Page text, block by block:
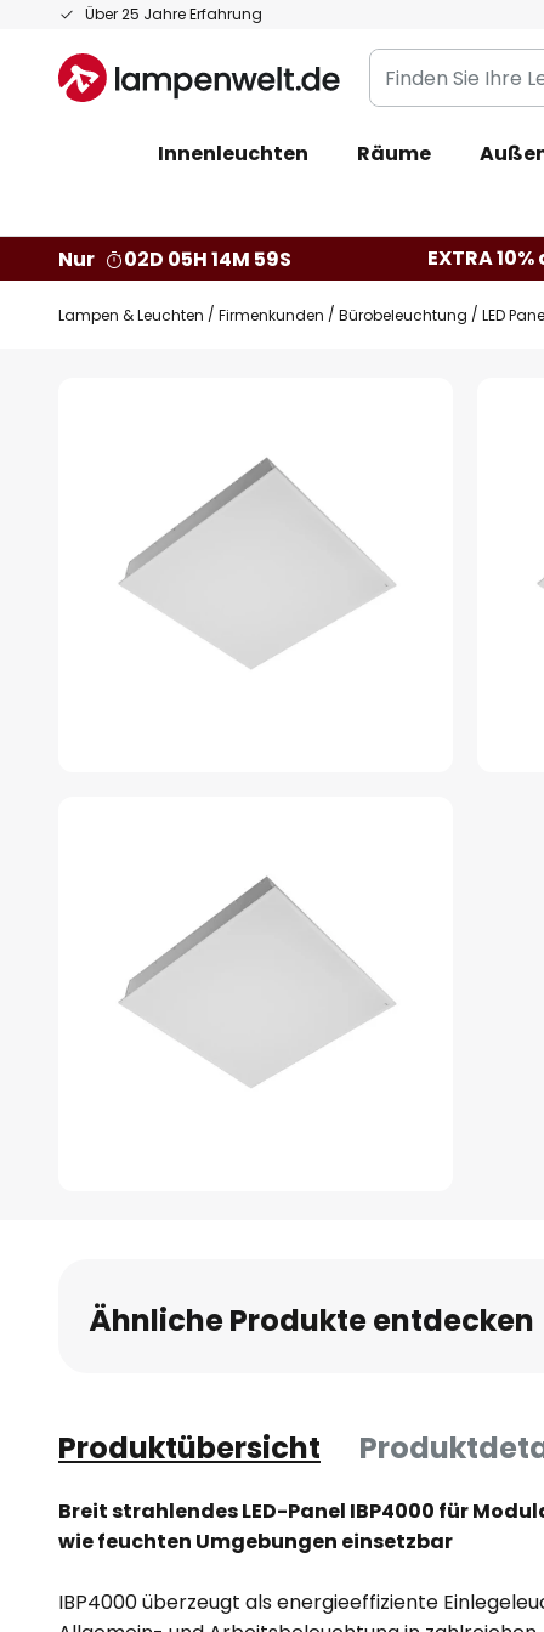
Über 25 Jahre Erfahrung
Zum
springen
Finden
Sie
Leuchte...
Innenleuchten Räume
Nur
02D 05H 14M 58S EXTRA
Lampen & Leuchten Firmenkunden Bürobeleuchtung LED
Bildgalerie
springen
Ähnliche Produkte entdecken
Produktübersicht
Breit strahlendes LED-Panel IBP4000 für
wie feuchten Umgebungen einsetzbar
IBP4000 überzeugt als energieeffiziente